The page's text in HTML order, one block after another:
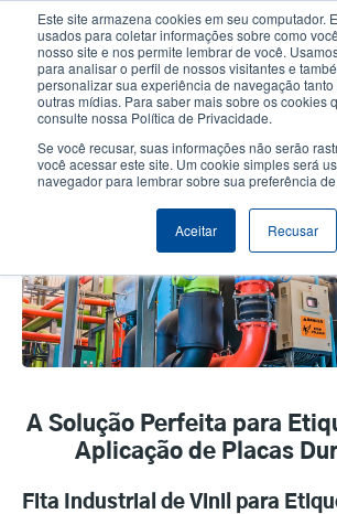
Este site armazena cookies em seu computador.
usados para coletar informações sobre como
nosso site e nos permite lembrar de você.
para analisar o perfil de nossos visitantes e
personalizar sua experiência de navegação tanto
outras mídias. Para saber mais sobre os cookies
consulte nossa Política de Privacidade.
Se você recusar, suas informações não serão
você acessar este site. Um cookie simples será
navegador para lembrar sobre sua preferência
Aceitar Recusar
conteúdo
principal
Header
Seletor de Produto
Vinil
A Solução Perfeita para
Aplicação de Placas
Fita Industrial de Vinil para